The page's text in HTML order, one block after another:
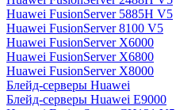
Huawei FusionServer 5885H V5
Huawei FusionServer 8100 V5
Huawei FusionServer X6000
Huawei FusionServer X6800
Huawei FusionServer X8000
Блейд-серверы Huawei
Блейд-серверы Huawei E9000